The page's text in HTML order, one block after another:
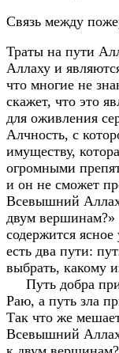
Связь между
Траты на пути
Аллаху и
что многие не
скажет, что это
для оживления
Алчность, с
имуществу,
огромными
и он не сможет
Всевышний
двум вершинам?»
содержится
есть два пути:
выбрать, какому
Путь добра
Раю, а путь зла
Так что же
Всевышний